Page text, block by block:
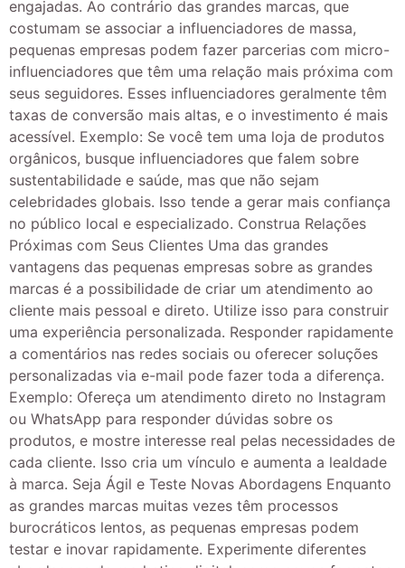
engajadas. Ao contrário das grandes marcas, que
costumam se associar a influenciadores de massa,
pequenas empresas podem fazer parcerias com micro-
influenciadores que têm uma relação mais próxima com
seus seguidores. Esses influenciadores geralmente têm
taxas de conversão mais altas, e o investimento é mais
acessível. Exemplo: Se você tem uma loja de produtos
orgânicos, busque influenciadores que falem sobre
sustentabilidade e saúde, mas que não sejam
celebridades globais. Isso tende a gerar mais confiança
no público local e especializado. Construa Relações
Próximas com Seus Clientes Uma das grandes
vantagens das pequenas empresas sobre as grandes
marcas é a possibilidade de criar um atendimento ao
cliente mais pessoal e direto. Utilize isso para construir
uma experiência personalizada. Responder rapidamente
a comentários nas redes sociais ou oferecer soluções
personalizadas via e-mail pode fazer toda a diferença.
Exemplo: Ofereça um atendimento direto no Instagram
ou WhatsApp para responder dúvidas sobre os
produtos, e mostre interesse real pelas necessidades de
cada cliente. Isso cria um vínculo e aumenta a lealdade
à marca. Seja Ágil e Teste Novas Abordagens Enquanto
as grandes marcas muitas vezes têm processos
burocráticos lentos, as pequenas empresas podem
testar e inovar rapidamente. Experimente diferentes